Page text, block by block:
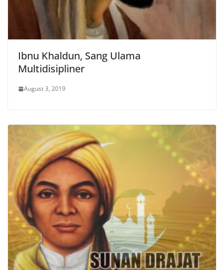
Ibnu Khaldun, Sang Ulama
Multidisipliner
August 3, 2019